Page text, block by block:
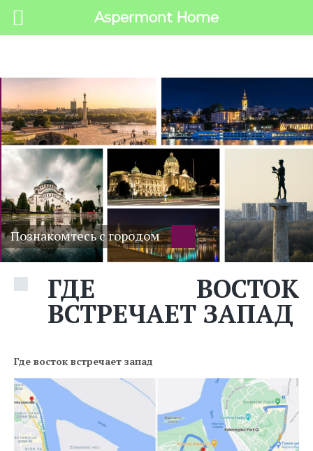
MENU
Познакомтесь с городом
ГДЕ ВОСТОК
ВСТРЕЧАЕТ ЗАПАД
Где восток встречает запад
Aspermont Home